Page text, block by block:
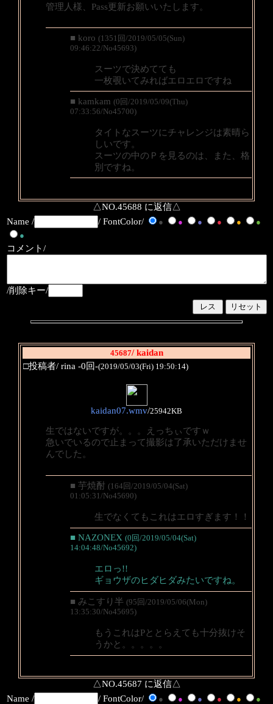
管理人様、Pass更新お願いいたします。
■ koro (1351回/2019/05/05(Sun)
09:46:22/No45693)
スーツで決めてても
一枚覗いてみればエロエロですね
■ kamkam (0回/2019/05/09(Thu)
07:33:56/No45700)
タイトなスーツにチャレンジは素晴ら
しいです。
スーツの中のＰを見るのは、また、格
別ですね。
△NO.45688 に返信△
Name /
/ FontColor/ ● ● ● ● ●
●
●
コメント/
/削除キー/
45687/ kaidan
□投稿者/ rina -0回-(2019/05/03(Fri) 19:50:14)
kaidan07.wmv/25942KB
生ではないですが。。。えっちぃですｗ
急いでいるので止まって撮影は了承いただけませ
んでした。
■ 芋焼酎 (164回/2019/05/04(Sat)
01:05:31/No45690)
生でなくてもこれはエロすぎます！！
■ NAZONEX (0回/2019/05/04(Sat)
14:04:48/No45692)
エロっ!!
ギョウザのヒダヒダみたいですね。
■ みこすり半 (95回/2019/05/06(Mon)
13:35:30/No45695)
もうこれはPととらえても十分抜けそ
うかと。。。。。
△NO.45687 に返信△
Name /
/ FontColor/ ● ● ● ● ●
●